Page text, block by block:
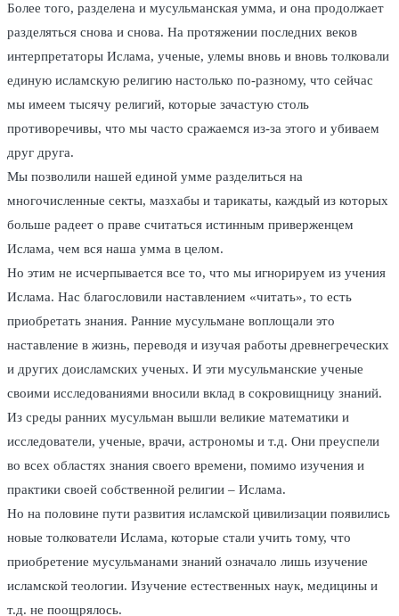
Более того, разделена и мусульманская умма, и она продолжает
разделяться снова и снова. На протяжении последних веков
интерпретаторы Ислама, ученые, улемы вновь и вновь толковали
единую исламскую религию настолько по-разному, что сейчас
мы имеем тысячу религий, которые зачастую столь
противоречивы, что мы часто сражаемся из-за этого и убиваем
друг друга.
Мы позволили нашей единой умме разделиться на
многочисленные секты, мазхабы и тарикаты, каждый из которых
больше радеет о праве считаться истинным приверженцем
Ислама, чем вся наша умма в целом.
Но этим не исчерпывается все то, что мы игнорируем из учения
Ислама. Нас благословили наставлением «читать», то есть
приобретать знания. Ранние мусульмане воплощали это
наставление в жизнь, переводя и изучая работы древнегреческих
и других доисламских ученых. И эти мусульманские ученые
своими исследованиями вносили вклад в сокровищницу знаний.
Из среды ранних мусульман вышли великие математики и
исследователи, ученые, врачи, астрономы и т.д. Они преуспели
во всех областях знания своего времени, помимо изучения и
практики своей собственной религии – Ислама.
Но на половине пути развития исламской цивилизации появились
новые толкователи Ислама, которые стали учить тому, что
приобретение мусульманами знаний означало лишь изучение
исламской теологии. Изучение естественных наук, медицины и
т.д. не поощрялось.